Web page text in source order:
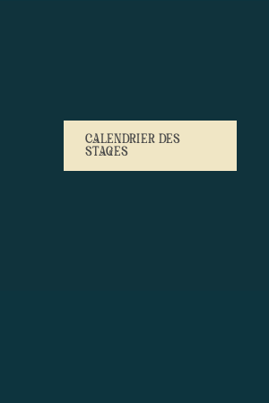
CALENDRIER DES
STAGES